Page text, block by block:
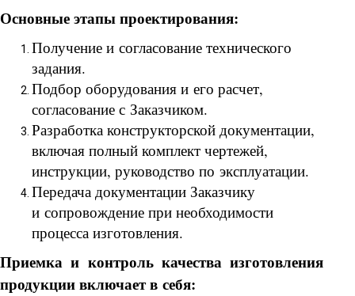
Основные этапы проектирования:
Получение и согласование технического
задания.
Подбор оборудования и его расчет,
согласование с Заказчиком.
Разработка конструкторской документации,
включая полный комплект чертежей,
инструкции, руководство по эксплуатации.
Передача документации Заказчику
и сопровождение при необходимости
процесса изготовления.
Приемка и контроль качества изготовления
продукции включает в себя: